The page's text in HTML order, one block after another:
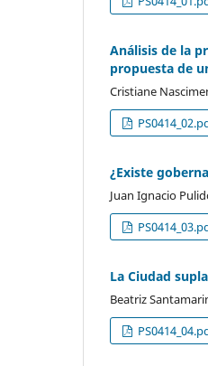
Análisis de la
propuesta de
Cristiane
¿Existe
Juan Ignacio
La Ciudad
Beatriz